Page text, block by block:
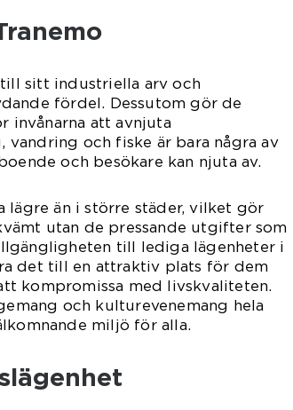
sitt industriella arv och
fördel. Dessutom gör de
invånarna att avnjuta
och fiske är bara några av
och besökare kan njuta av.
lägre än i större städer, vilket gör
utan de pressande utgifter som
till lediga lägenheter i
det till en attraktiv plats för dem
kompromissa med livskvaliteten.
och kulturevenemang hela
miljö för alla.